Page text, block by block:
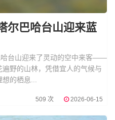
尔巴哈台山迎来蓝
台山迎来了灵动的空中来客——
野的山林，凭借宜人的气候与
的栖息...
509 次 2026-06-15